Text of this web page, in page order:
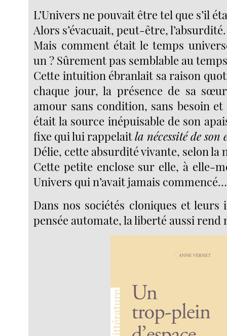
L’Univers ne pouvait être tel que s’il
Alors s’évacuait, peut-être, l’absurdité.
Mais comment était le temps
un ? Sûrement pas semblable au
Cette intuition ébranlait sa raison
chaque jour, la présence de sa
amour sans condition, sans besoin
était la source inépuisable de son
fixe qui lui rappelaitla nécessité de son
Délie, cette absurdité vivante, selon la
Cette petite enclose sur elle, à elle-
Univers qui n’avait jamais commencé…
Dans nos sociétés cloniques et
pensée automate, la liberté aussi rend